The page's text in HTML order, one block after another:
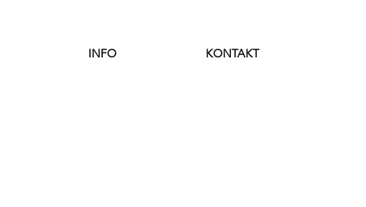
INFO KONTAKT